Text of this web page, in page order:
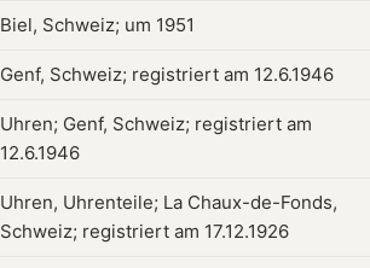
Biel, Schweiz; um 1951
Genf, Schweiz; registriert am 12.6.1946
Uhren; Genf, Schweiz; registriert am
12.6.1946
Uhren, Uhrenteile; La Chaux-de-Fonds,
Schweiz; registriert am 17.12.1926